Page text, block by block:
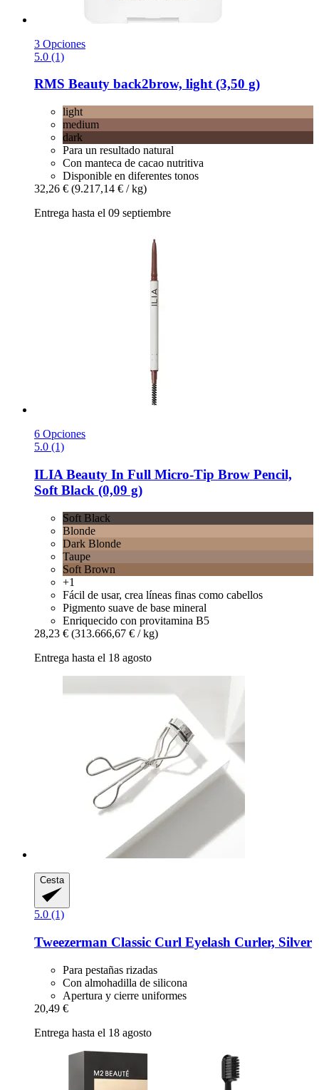
3 Opciones
5.0 (1)
RMS Beauty back2brow, light (3,50 g)
light
medium
dark
Para un resultado natural
Con manteca de cacao nutritiva
Disponible en diferentes tonos
32,26 € (9.217,14 € / kg)
Entrega hasta el 09 septiembre
6 Opciones
5.0 (1)
ILIA Beauty In Full Micro-​Tip Brow Pencil,
Soft Black (0,09 g)
Soft Black
Blonde
Dark Blonde
Taupe
Soft Brown
+1
Fácil de usar, crea líneas finas como cabellos
Pigmento suave de base mineral
Enriquecido con provitamina B5
28,23 € (313.666,67 € / kg)
Entrega hasta el 18 agosto
Cesta
5.0 (1)
Tweezerman Classic Curl Eyelash Curler, Silver
Para pestañas rizadas
Con almohadilla de silicona
Apertura y cierre uniformes
20,49 €
Entrega hasta el 18 agosto